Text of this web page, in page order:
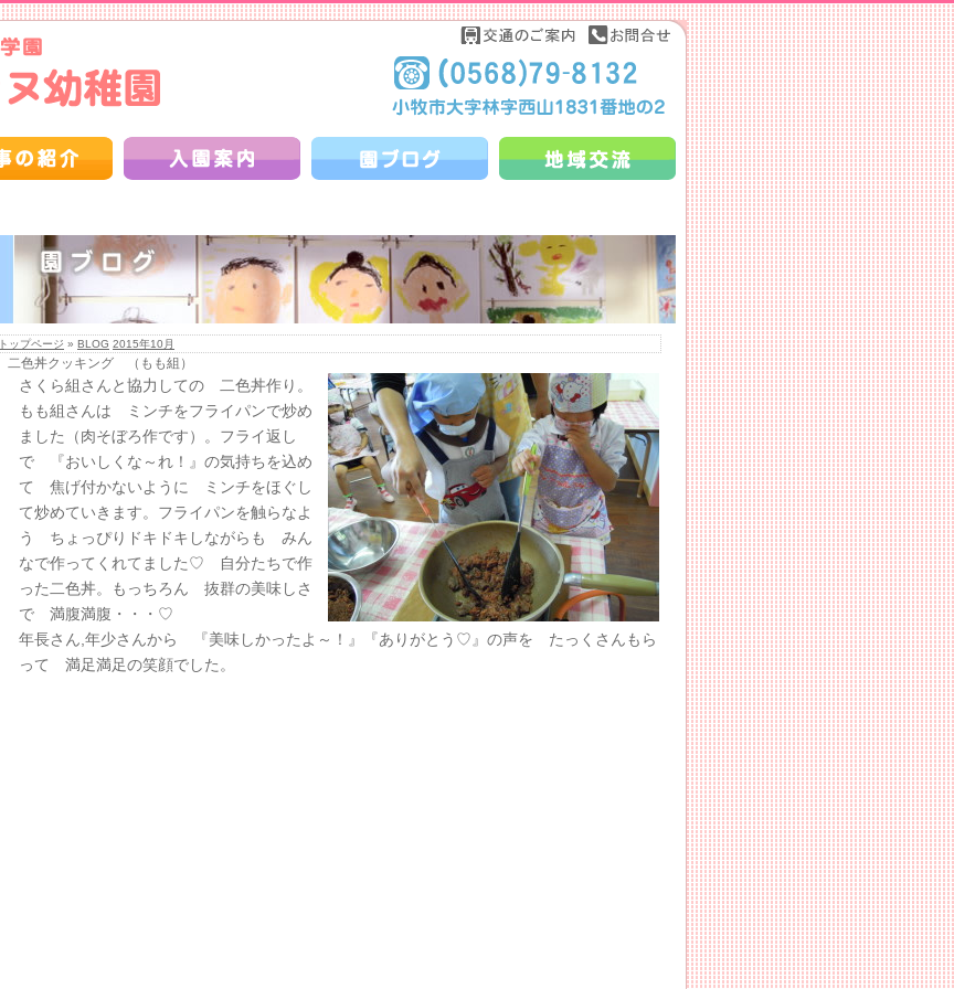
トップページ » BLOG 2015年10月
二色丼クッキング （もも組）
さくら組さんと協力しての 二色丼作り。
もも組さんは ミンチをフライパンで炒め
ました（肉そぼろ作です）。フライ返し
で 『おいしくな～れ！』の気持ちを込め
て 焦げ付かないように ミンチをほぐし
て炒めていきます。フライパンを触らなよ
う ちょっぴりドキドキしながらも みん
なで作ってくれてました♡ 自分たちで作
った二色丼。もっちろん 抜群の美味しさ
で 満腹満腹・・・♡
年長さん,年少さんから 『美味しかったよ～！』『ありがとう♡』の声を たっくさんもら
って 満足満足の笑顔でした。